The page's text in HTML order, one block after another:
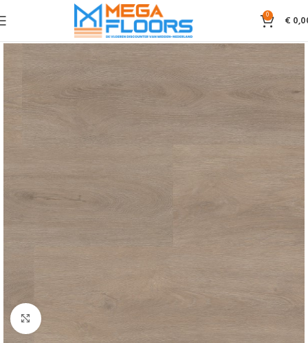
0 €
Click to enlarge